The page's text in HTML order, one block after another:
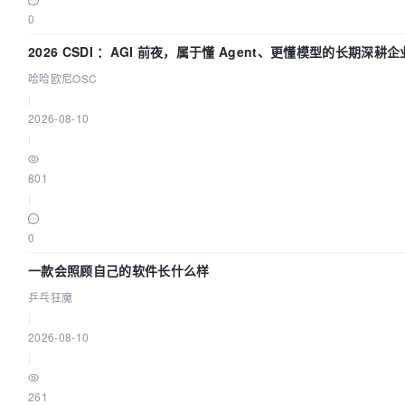
0
2026 CSDI ：AGI 前夜，属于懂 Agent、更懂模型的长期深耕企
哈哈欧尼OSC
2026-08-10
801
0
一款会照顾自己的软件长什么样
乒乓狂魔
2026-08-10
261